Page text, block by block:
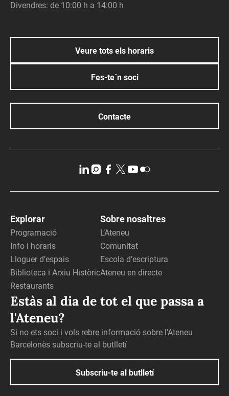
Divendres: de 10:00 h a 14:00 h
Veure tots els horaris
Fes-te´n soci
Contacte
Explorar
Programació
Info i horaris
Lloguer d’espais
Biblioteca i Arxiu Històric
Restaurants
Sobre nosaltres
L’Ateneu
Comunitat
Escola d’escriptura
Ateneu en directe
Estàs al dia de tot el que passa a
l'Ateneu?
Si no ets soci i vols rebre informació sobre l'Ateneu
Barcelonès subscriu-te al butlletí
Subscriu-te al butlletí